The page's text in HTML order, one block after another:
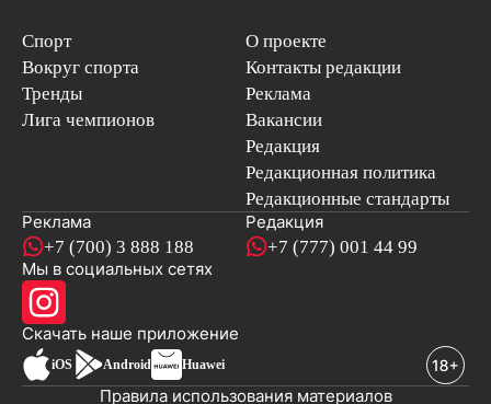
Спорт
Вокруг спорта
Тренды
Лига чемпионов
О проекте
Контакты редакции
Реклама
Вакансии
Редакция
Редакционная политика
Редакционные стандарты
Реклама
+7 (700) 3 888 188
Редакция
+7 (777) 001 44 99
Мы в социальных сетях
Скачать наше приложениеновостей
iOS Android Huawei
Правила использования материалов